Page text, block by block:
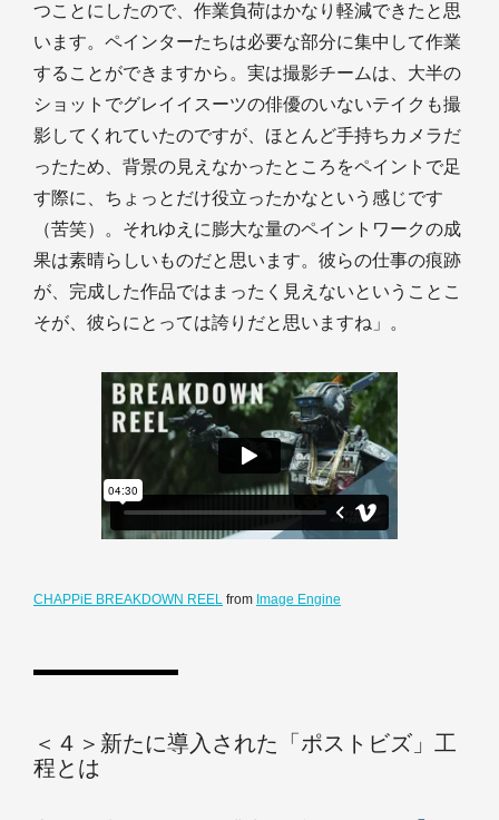
つことにしたので、作業負荷はかなり軽減できたと思
います。ペインターたちは必要な部分に集中して作業
することができますから。実は撮影チームは、大半の
ショットでグレイイスーツの俳優のいないテイクも撮
影してくれていたのですが、ほとんど手持ちカメラだ
ったため、背景の見えなかったところをペイントで足
す際に、ちょっとだけ役立ったかなという感じです
（苦笑）。それゆえに膨大な量のペイントワークの成
果は素晴らしいものだと思います。彼らの仕事の痕跡
が、完成した作品ではまったく見えないということこ
そが、彼らにとっては誇りだと思いますね」。
CHAPPiE BREAKDOWN REEL from Image Engine
＜４＞新たに導入された「ポストビズ」工
程とは